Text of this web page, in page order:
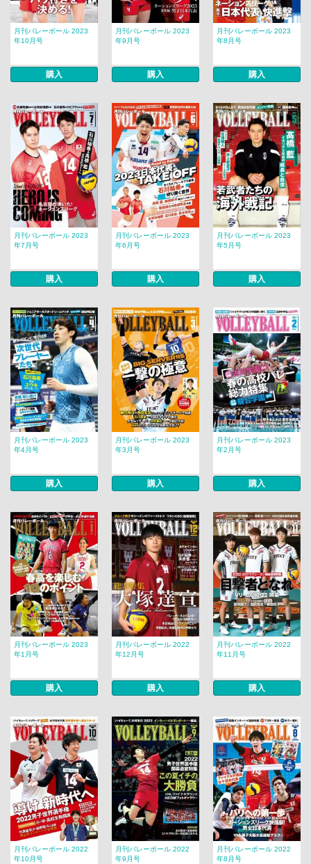
月刊バレーボール 2023
年10月号
購入
月刊バレーボール 2023
年9月号
購入
月刊バレーボール 2023
年8月号
購入
月刊バレーボール 2023
年7月号
購入
月刊バレーボール 2023
年6月号
購入
月刊バレーボール 2023
年5月号
購入
月刊バレーボール 2023
年4月号
購入
月刊バレーボール 2023
年3月号
購入
月刊バレーボール 2023
年2月号
購入
月刊バレーボール 2023
年1月号
購入
月刊バレーボール 2022
年12月号
購入
月刊バレーボール 2022
年11月号
購入
月刊バレーボール 2022
年10月号
月刊バレーボール 2022
年9月号
月刊バレーボール 2022
年8月号